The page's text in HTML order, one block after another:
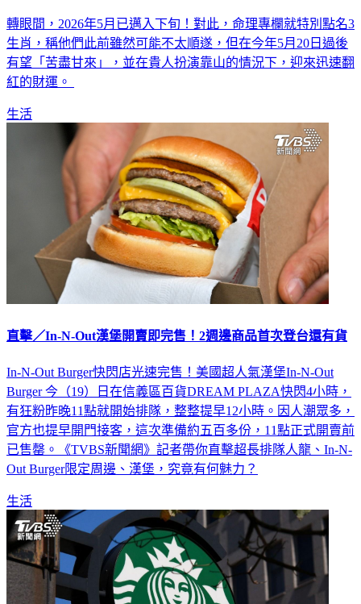
轉眼間，2026年5月已邁入下旬！對此，命理專欄就特別點名3
生肖，稱他們此前雖然可能不太順遂，但在今年5月20日過後
有望「苦盡甘來」，並在貴人扮演靠山的情況下，迎來迅速翻
紅的財運。
生活
直擊／In-N-Out漢堡開賣即完售！2週邊商品首次登台還有貨
In-N-Out Burger快閃店光速完售！美國超人氣漢堡In-N-Out
Burger 今（19）日在信義區百貨DREAM PLAZA快閃4小時，
有狂粉昨晚11點就開始排隊，整整提早12小時。因人潮眾多，
官方也提早開門接客，這次準備約五百多份，11點正式開賣前
已售罄。《TVBS新聞網》記者帶你直擊超長排隊人龍、In-N-
Out Burger限定周邊、漢堡，究竟有何魅力？
生活